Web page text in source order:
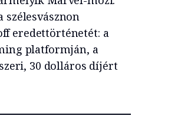
eredettörténetét: a
platformján, a
30 dolláros díjért